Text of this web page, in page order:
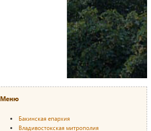
Меню
Бакинская епархия
Владивостокская митрополия